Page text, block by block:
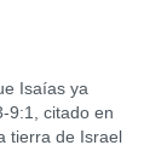
Isaías ya
9:1, citado en
tierra de Israel